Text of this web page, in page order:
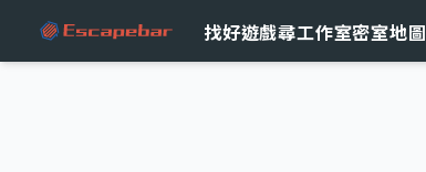
找好遊戲尋工作室密室地圖